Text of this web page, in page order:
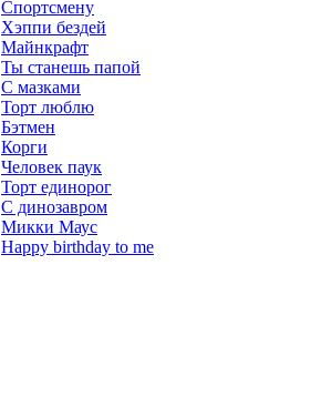
Спортсмену
Хэппи бездей
Майнкрафт
Ты станешь папой
С мазками
Торт люблю
Бэтмен
Корги
Человек паук
Торт единорог
С динозавром
Микки Маус
Happy birthday to me